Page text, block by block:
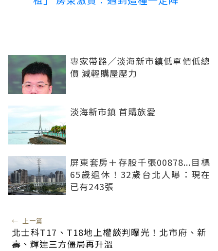
專家帶路／淡海新市鎮低單價低總
價 減輕購屋壓力
淡海新市鎮 首購族愛
屏東套房＋存股千張00878...目標
65歲退休！32歲台北人曝：現在
已有243張
← 上一篇
北士科T17、T18地上權談判曝光！北市府、新
壽、輝達三方僵局再升溫